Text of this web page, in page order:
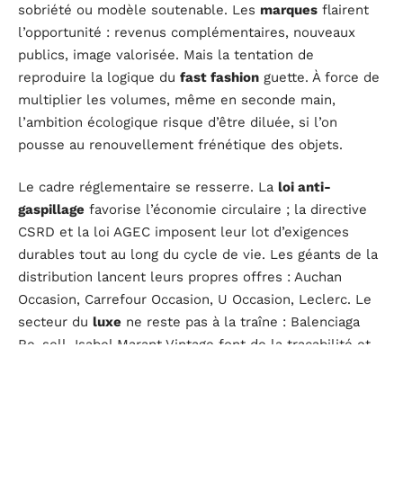
sobriété ou modèle soutenable. Les marques flairent
l’opportunité : revenus complémentaires, nouveaux
publics, image valorisée. Mais la tentation de
reproduire la logique du fast fashion guette. À force de
multiplier les volumes, même en seconde main,
l’ambition écologique risque d’être diluée, si l’on
pousse au renouvellement frénétique des objets.
Le cadre réglementaire se resserre. La loi anti-
gaspillage favorise l’économie circulaire ; la directive
CSRD et la loi AGEC imposent leur lot d’exigences
durables tout au long du cycle de vie. Les géants de la
distribution lancent leurs propres offres : Auchan
Occasion, Carrefour Occasion, U Occasion, Leclerc. Le
secteur du luxe ne reste pas à la traîne : Balenciaga
Re-sell, Isabel Marant Vintage font de la traçabilité et